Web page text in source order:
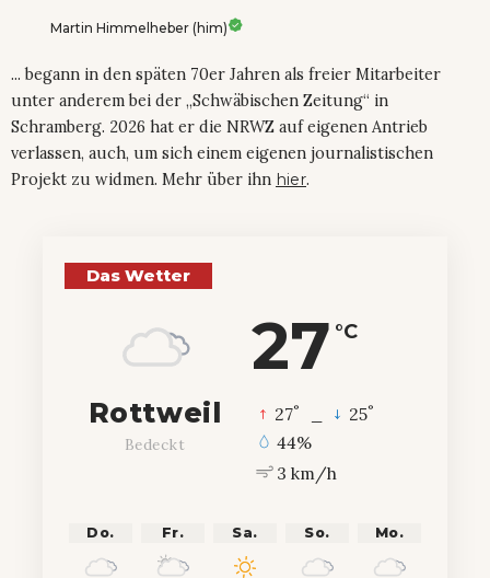
Martin Himmelheber (him)
... begann in den späten 70er Jahren als freier Mitarbeiter
unter anderem bei der „Schwäbischen Zeitung“ in
Schramberg. 2026 hat er die NRWZ auf eigenen Antrieb
verlassen, auch, um sich einem eigenen journalistischen
Projekt zu widmen. Mehr über ihn hier.
Das Wetter
27 °C
Rottweil
Bedeckt
27° 25°
44%
3 km/h
Do. Fr. Sa. So. Mo.